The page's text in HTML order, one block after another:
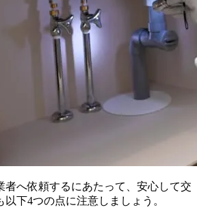
者へ依頼するにあたって、安心して交
下4つの点に注意しましょう。